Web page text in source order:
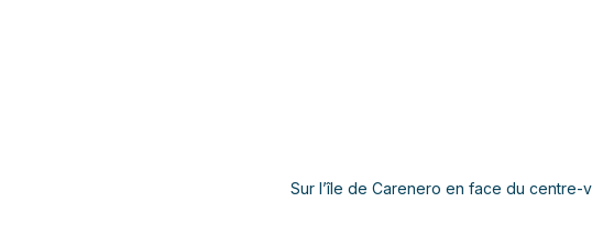
Sur l’île de Carenero en face du